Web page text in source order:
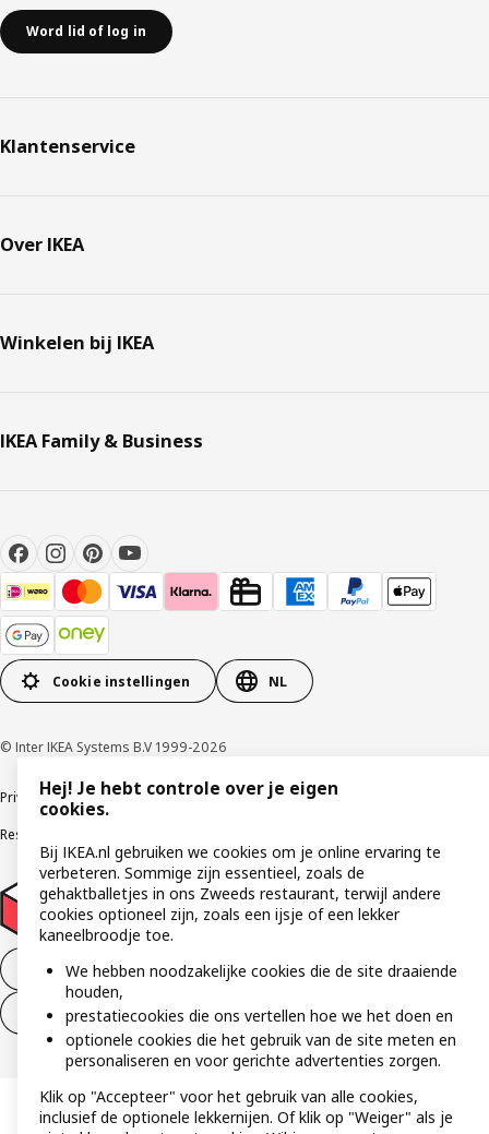
Word lid of log in
Klantenservice
Over IKEA
Winkelen bij IKEA
IKEA Family & Business
Cookie instellingen NL
© Inter IKEA Systems B.V 1999-2026
PrivacybeleidCookiesAlgemene voorwaarden Gebruikersvoorwaarden
Responsible Disclosure Program
Aankoop product ontbinden
Ontbinding van je aankoop (diensten)
Hej! Je hebt controle over je eigen
cookies.
Bij IKEA.nl gebruiken we cookies om je online ervaring te
verbeteren. Sommige zijn essentieel, zoals de
gehaktballetjes in ons Zweeds restaurant, terwijl andere
cookies optioneel zijn, zoals een ijsje of een lekker
kaneelbroodje toe.
We hebben noodzakelijke cookies die de site draaiende
houden,
prestatiecookies die ons vertellen hoe we het doen en
optionele cookies die het gebruik van de site meten en
personaliseren en voor gerichte advertenties zorgen.
Klik op "Accepteer" voor het gebruik van alle cookies,
inclusief de optionele lekkernijen. Of klik op "Weiger" als je